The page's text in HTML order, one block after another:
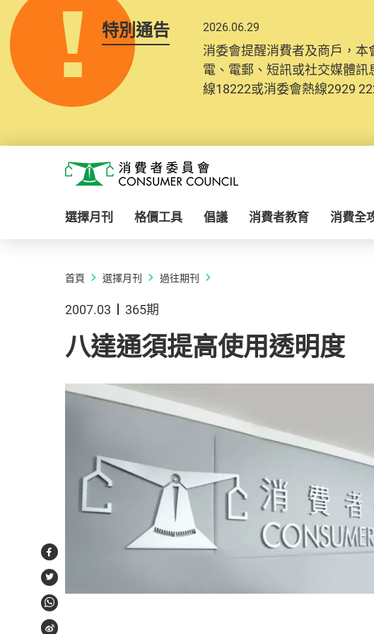
特別通告 2026.06.29
消委會提醒消費者及商戶，
電、電郵、短訊或社交媒體
線18222或消委會熱線2929
消費者委員會
選擇月刊 格價工具 倡議 消費者教育 消費全
首頁 選擇月刊 過往期刊
2007.03 365期
八達通須提高使用透明度
Facebook
Twitter
WhatsApp